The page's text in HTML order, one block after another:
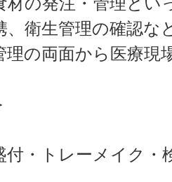
、衛生管理の確認な
理の両面から医療現
付・トレーメイク・